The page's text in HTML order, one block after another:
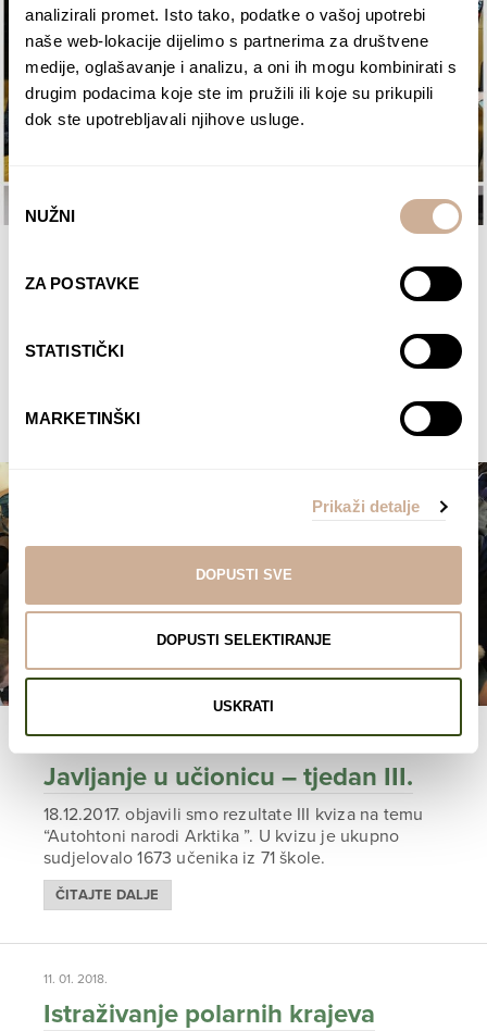
analizirali promet. Isto tako, podatke o vašoj upotrebi
naše web-lokacije dijelimo s partnerima za društvene
medije, oglašavanje i analizu, a oni ih mogu kombinirati s
drugim podacima koje ste im pružili ili koje su prikupili
dok ste upotrebljavali njihove usluge.
pristanka
NUŽNI
ZA POSTAVKE
STATISTIČKI
MARKETINŠKI
Prikaži detalje
DOPUSTI SVE
DOPUSTI SELEKTIRANJE
USKRATI
Javljanje u učionicu – tjedan II.
11.12.2017. objavili smo rezultate II kviza na temu
“Životinjski svijet Arktika i Antarktike ”. U kvizu je
ČITAJTE DALJE
Javljanje u učionicu – tjedan III.
18.12.2017. objavili smo rezultate III kviza na temu
“Autohtoni narodi Arktika ”. U kvizu je ukupno
sudjelovalo 1673 učenika iz 71 škole.
ČITAJTE DALJE
11. 01. 2018.
Istraživanje polarnih krajeva